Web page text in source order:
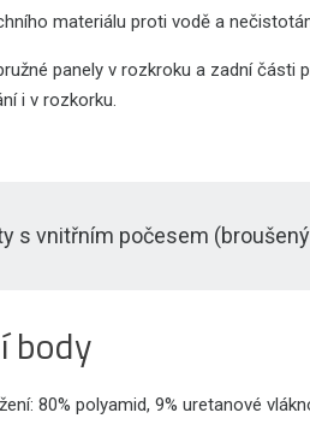
materiálu proti vodě a
panely v rozkroku a zadní části
i v rozkorku.
s vnitřním počesem
body
80% polyamid, 9% uretanové